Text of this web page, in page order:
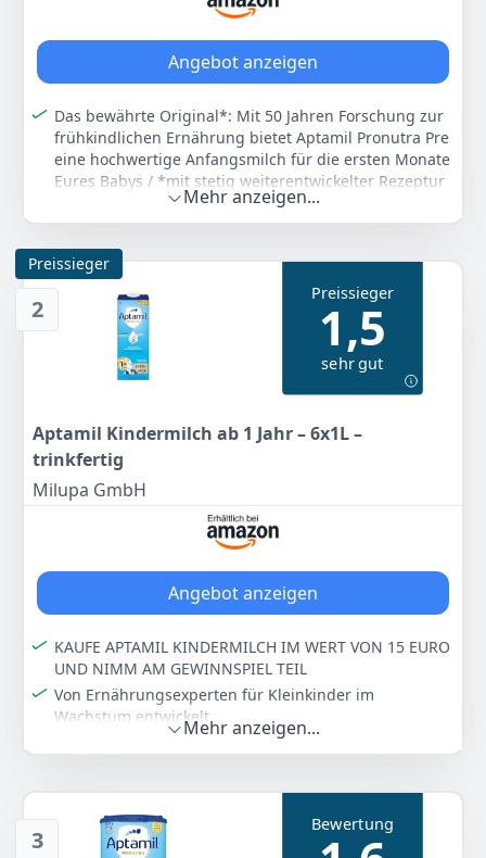
Angebot anzeigen
Das bewährte Original*: Mit 50 Jahren Forschung zur
frühkindlichen Ernährung bietet Aptamil Pronutra Pre
eine hochwertige Anfangsmilch für die ersten Monate
Eures Babys / *mit stetig weiterentwickelter Rezeptur
Grundlage für die Zukunft: Die Pronutra Anfangsmilch
ist speziell auf die Ernährungsbedürfnisse des Babys
von Geburt an abgestimmt und ist auch zum
Zufüttern beim Stillen geeignet
Aptamil Pronutra Pre vereint eine einzigartige
Nährstoffkombination mit dem schonenden Lactofidus️
Aptamil Pronutra Pre Anfangsmilch: Das Original mit
stetig weiterentwickelter Rezeptur
Nur pflanzliche Öle ohne Palmöl
Farbe
-
70 €
Anzeigen
Mehr anzeigen...
2
Preissieger
Preissieger
1,5
sehr gut
Aptamil Kindermilch ab 1 Jahr – 6x1L –
trinkfertig
Milupa GmbH
Angebot anzeigen
KAUFE APTAMIL KINDERMILCH IM WERT VON 15 EURO
UND NIMM AM GEWINNSPIEL TEIL
Von Ernährungsexperten für Kleinkinder im
Wachstum entwickelt
Nutri-Ballaststoffe – unsere besondere
ALA (Omega-3) für die normale Gehirn- und
Nervenzellenentwicklung. Pflanzliche Öle ohne Palmöl
Vitamin D für die normale Entwicklung der Knochen
Mehr anzeigen...
3
Bewertung